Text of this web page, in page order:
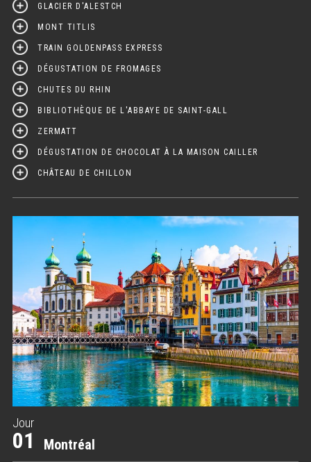
GLACIER D'ALESTCH
MONT TITLIS
TRAIN GOLDENPASS EXPRESS
DÉGUSTATION DE FROMAGES
CHUTES DU RHIN
BIBLIOTHÈQUE DE L'ABBAYE DE SAINT-GALL
ZERMATT
DÉGUSTATION DE CHOCOLAT À LA MAISON CAILLER
CHÂTEAU DE CHILLON
Jour
01 Montréal